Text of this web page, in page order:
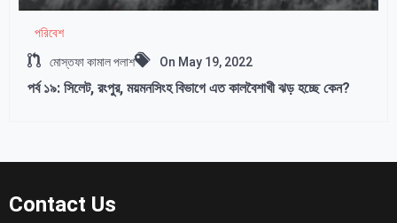
পরিবেশ
মোস্তফা কামাল পলাশ On May 19, 2022
পর্ব ১৯: সিলেট, রংপুর, ময়মনসিংহ বিভাগে এত কালবৈশাখী ঝড় হচ্ছে কেন?
Contact Us